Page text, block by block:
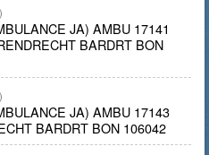
JA) AMBU 17141
BARDRT BON
JA) AMBU 17143
BARDRT BON 106042